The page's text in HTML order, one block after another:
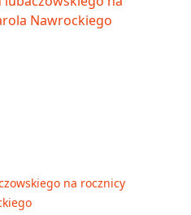
na rocznicy